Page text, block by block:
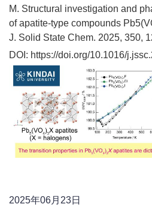
M. Structural investigation and
of apatite-type compounds
J. Solid State Chem. 2025, 350,
DOI: https://doi.org/10.1016/
2025年06月23日